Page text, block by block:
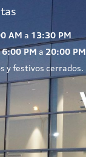
AM a 13:30 PM
PM a 20:00 PM
y festivos cerrados.